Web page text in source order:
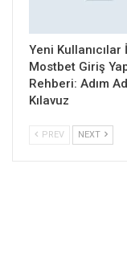
Yeni Kullanıcılar
Mostbet Giriş
Rehberi: Adım
Kılavuz
PREV NEXT